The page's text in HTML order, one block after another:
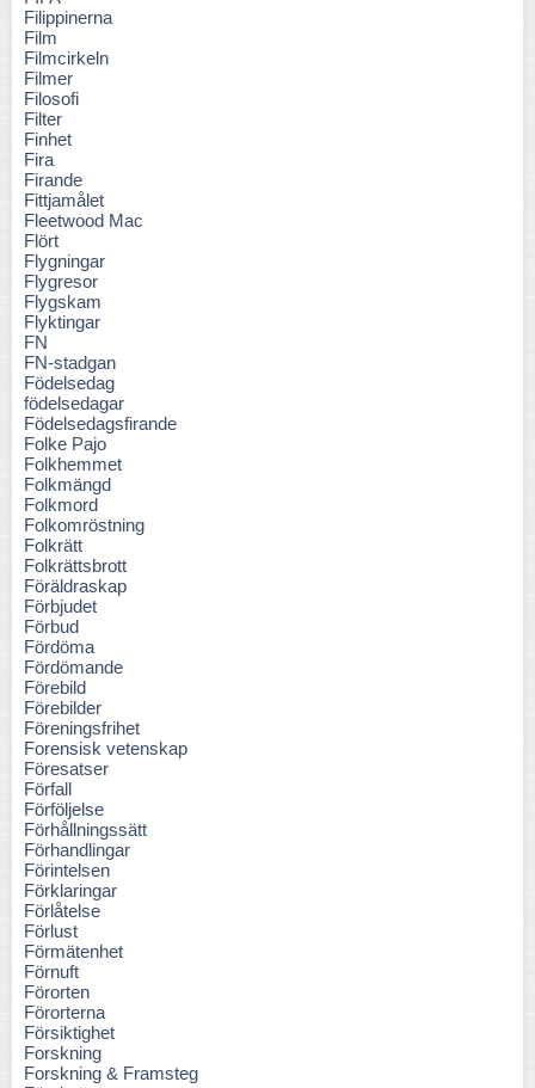
Filippinerna
Film
Filmcirkeln
Filmer
Filosofi
Filter
Finhet
Fira
Firande
Fittjamålet
Fleetwood Mac
Flört
Flygningar
Flygresor
Flygskam
Flyktingar
FN
FN-stadgan
Födelsedag
födelsedagar
Födelsedagsfirande
Folke Pajo
Folkhemmet
Folkmängd
Folkmord
Folkomröstning
Folkrätt
Folkrättsbrott
Föräldraskap
Förbjudet
Förbud
Fördöma
Fördömande
Förebild
Förebilder
Föreningsfrihet
Forensisk vetenskap
Föresatser
Förfall
Förföljelse
Förhållningssätt
Förhandlingar
Förintelsen
Förklaringar
Förlåtelse
Förlust
Förmätenhet
Förnuft
Förorten
Förorterna
Försiktighet
Forskning
Forskning & Framsteg